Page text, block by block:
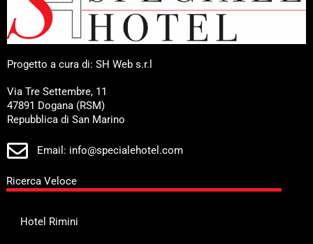
Progetto a cura di: SH Web s.r.l
Via Tre Settembre, 11
47891 Dogana (RSM)
Repubblica di San Marino
Email: info@specialehotel.com
Ricerca Veloce
Hotel Rimini